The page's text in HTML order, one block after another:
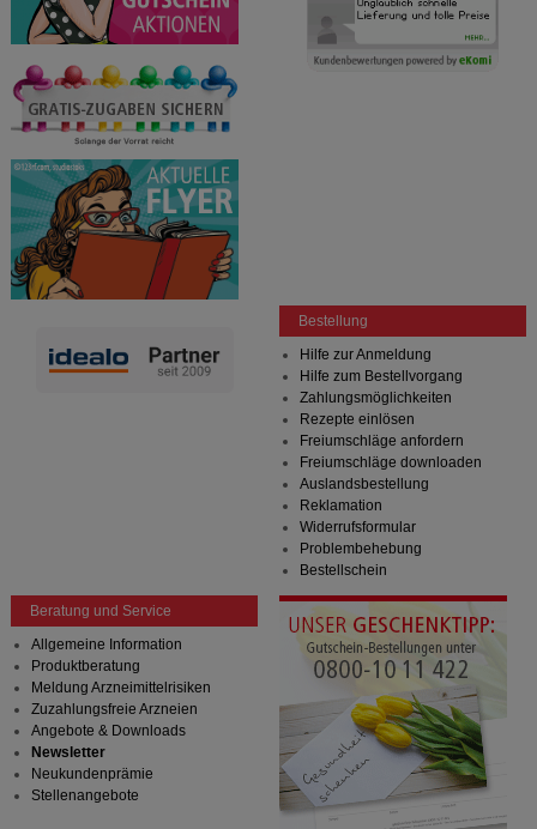
Bestellung
Hilfe zur Anmeldung
Hilfe zum Bestellvorgang
Zahlungsmöglichkeiten
Rezepte einlösen
Freiumschläge anfordern
Freiumschläge downloaden
Auslandsbestellung
Reklamation
Widerrufsformular
Problembehebung
Bestellschein
Beratung und Service
Allgemeine Information
Produktberatung
Meldung Arzneimittelrisiken
Zuzahlungsfreie Arzneien
Angebote & Downloads
Newsletter
Neukundenprämie
Stellenangebote